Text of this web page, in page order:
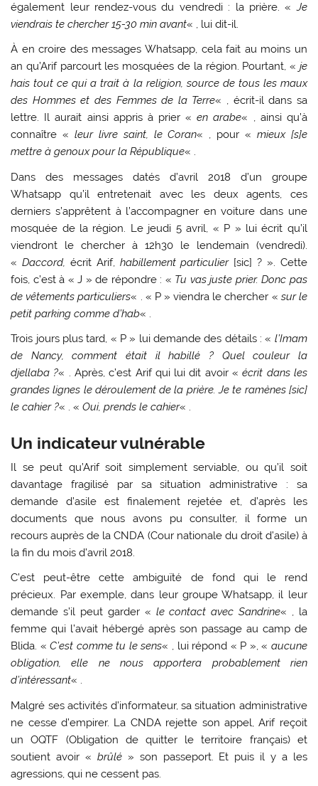
également leur rendez-vous du vendredi : la prière. «Je
viendrais te chercher 15-30 min avant« , lui dit-il.
À en croire des messages Whatsapp, cela fait au moins un
an qu’Arif parcourt les mosquées de la région. Pourtant, « je
hais tout ce qui a trait à la religion, source de tous les maux
des Hommes et des Femmes de la Terre« , écrit-il dans sa
lettre. Il aurait ainsi appris à prier «en arabe« , ainsi qu’à
connaître « leur livre saint, le Coran« , pour « mieux [s]e
mettre à genoux pour la République« .
Dans des messages datés d’avril 2018 d’un groupe
Whatsapp qu’il entretenait avec les deux agents, ces
derniers s’apprêtent à l’accompagner en voiture dans une
mosquée de la région. Le jeudi 5 avril, « P » lui écrit qu’il
viendront le chercher à 12h30 le lendemain (vendredi).
«Daccord, écrit Arif, habillement particulier[sic] ? ». Cette
fois, c’est à « J » de répondre : « Tu vas juste prier. Donc pas
de vêtements particuliers« . « P » viendra le chercher « sur le
petit parking comme d’hab« .
Trois jours plus tard, « P » lui demande des détails : « l’Imam
de Nancy, comment était il habillé ? Quel couleur la
djellaba ?« . Après, c’est Arif qui lui dit avoir «écrit dans les
grandes lignes le déroulement de la prière. Je te ramènes [sic]
le cahier ?« . «Oui, prends le cahier« .
Un indicateur vulnérable
Il se peut qu’Arif soit simplement serviable, ou qu’il soit
davantage fragilisé par sa situation administrative : sa
demande d’asile est finalement rejetée et, d’après les
documents que nous avons pu consulter, il forme un
recours auprès de la CNDA (Cour nationale du droit d’asile) à
la fin du mois d’avril 2018.
C’est peut-être cette ambiguïté de fond qui le rend
précieux. Par exemple, dans leur groupe Whatsapp, il leur
demande s’il peut garder « le contact avec Sandrine« , la
femme qui l’avait hébergé après son passage au camp de
Blida. «C’est comme tu le sens« , lui répond « P », « aucune
obligation, elle ne nous apportera probablement rien
d’intéressant« .
Malgré ses activités d’informateur, sa situation administrative
ne cesse d’empirer. La CNDA rejette son appel, Arif reçoit
un OQTF (Obligation de quitter le territoire français) et
soutient avoir « brûlé» son passeport. Et puis il y a les
agressions, qui ne cessent pas.